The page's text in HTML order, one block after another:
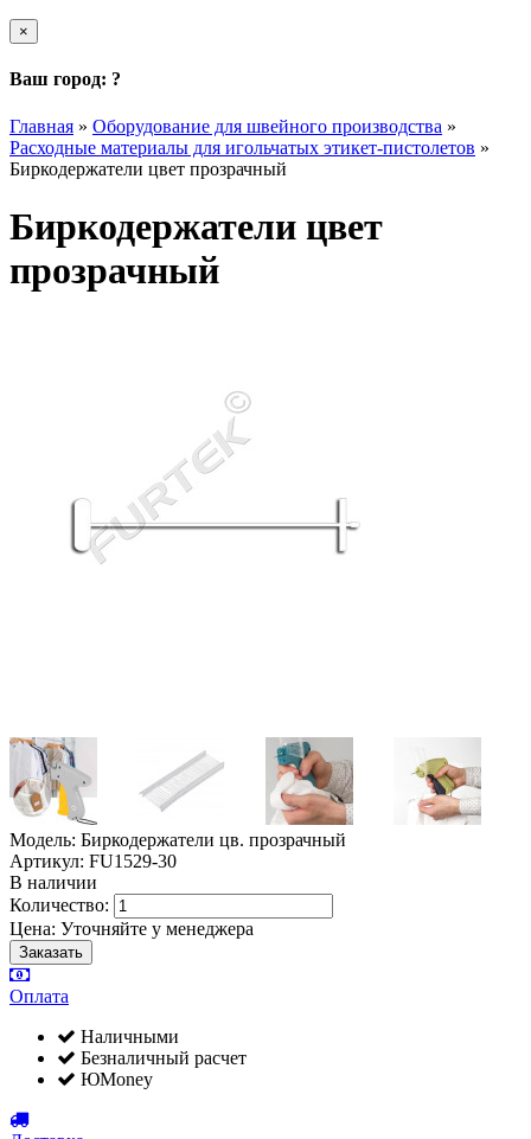
×
Ваш город: ?
Главная » Оборудование для швейного производства »
Расходные материалы для игольчатых этикет-пистолетов »
Биркодержатели цвет прозрачный
Биркодержатели цвет
прозрачный
Модель: Биркодержатели цв. прозрачный
Артикул: FU1529-30
В наличии
Количество:
Цена: Уточняйте у менеджера
Оплата
Наличными
Безналичный расчет
ЮMoney